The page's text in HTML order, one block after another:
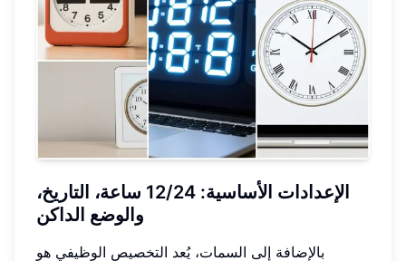
الإعدادات الأساسية: 12/24 ساعة، التاريخ،
والوضع الداكن
بالإضافة إلى السمات، يُعد التخصيص الوظيفي هو